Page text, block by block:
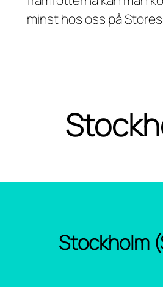
minst hos oss på
Stockholm